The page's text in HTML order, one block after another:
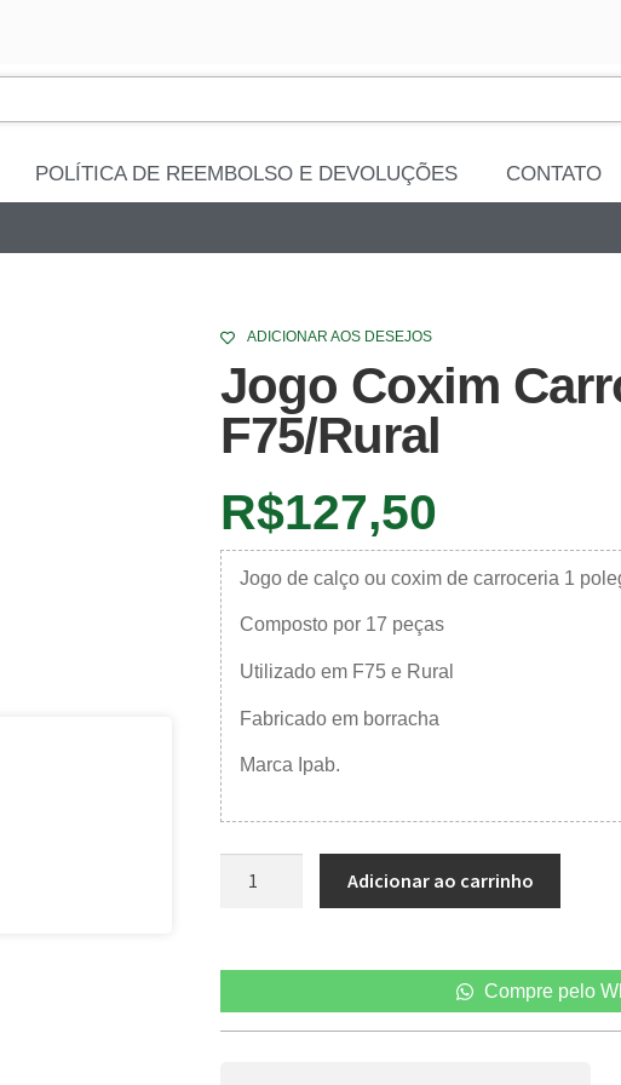
POLÍTICA DE REEMBOLSO E DEVOLUÇÕES CONTATO
ADICIONAR AOS DESEJOS
Jogo Coxim
F75/Rural
R$127,50
Jogo de calço ou coxim de carroceria 1
Composto por 17 peças
Utilizado em F75 e Rural
Fabricado em borracha
Marca Ipab.
Adicionar ao carrinho
Compre pelo